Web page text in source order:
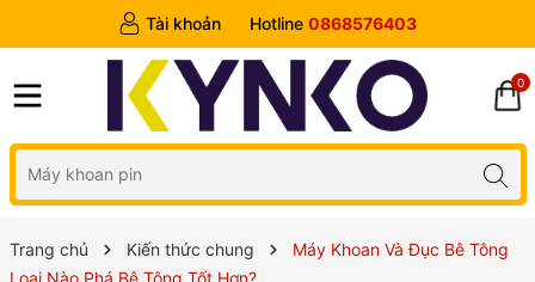
Tài khoản Hotline 0868576403
0
Trang chủ Kiến thức chung
Máy Khoan Và Đục Bê Tông
Loại Nào Phá Bê Tông Tốt Hơn?